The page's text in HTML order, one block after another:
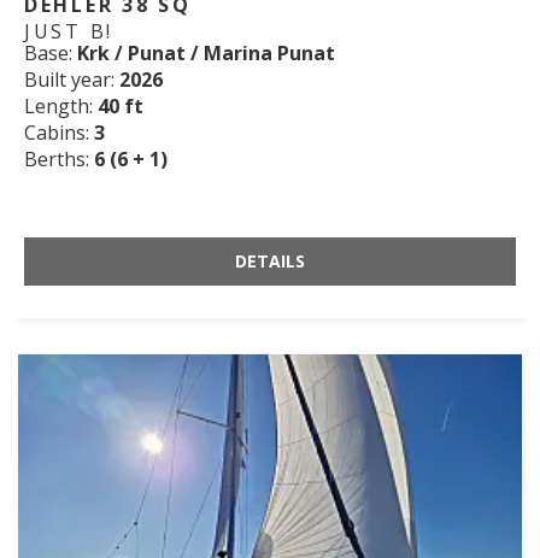
DEHLER 38 SQ
JUST B!
Base: Krk / Punat / Marina Punat
Built year: 2026
Length: 40 ft
Cabins: 3
Berths: 6 (6 + 1)
DETAILS